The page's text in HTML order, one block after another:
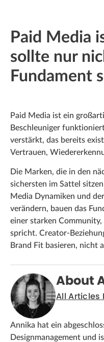
Paid Media
sollte nur
Fundament
Paid Media ist ein
Beschleuniger
verstärkt, das bereits
Vertrauen,
Die Marken, die in den
sichersten im Sattel
Media Dynamiken und
verändern, bauen das
einer starken
spricht. Creator-
Brand Fit basieren, nicht
About
All Articles
Annika hat ein
Designmanagement und